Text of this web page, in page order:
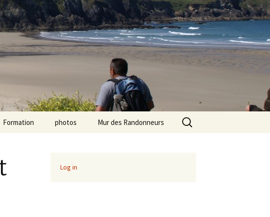
Formation photos Mur des Randonneurs
Search
for:
Log in